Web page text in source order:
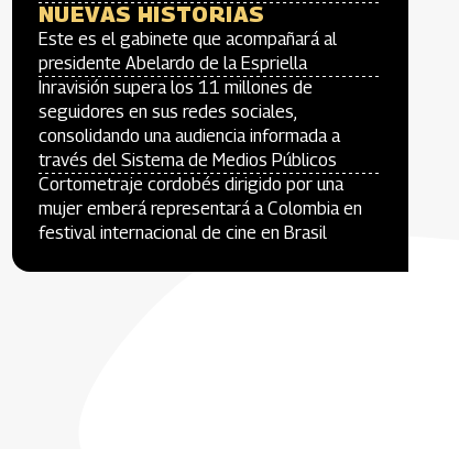
NUEVAS HISTORIAS
Este es el gabinete que acompañará al
presidente Abelardo de la Espriella
Inravisión supera los 11 millones de
seguidores en sus redes sociales,
consolidando una audiencia informada a
través del Sistema de Medios Públicos
Cortometraje cordobés dirigido por una
mujer emberá representará a Colombia en
festival internacional de cine en Brasil